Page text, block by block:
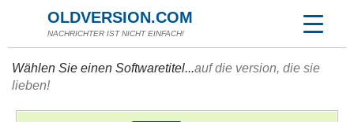
OLDVERSION.COM
NACHRICHTER IST NICHT EINFACH!
Wählen Sie einen Softwaretitel...auf die version, die sie
lieben!